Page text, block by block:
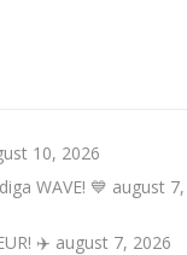
10, 2026
WAVE! 💙 august 7,
✈️ august 7, 2026